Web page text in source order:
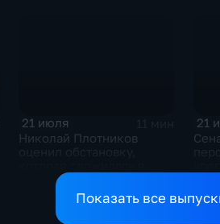
21 июля
Николай Плотников
отношениях между США
21
Показать все